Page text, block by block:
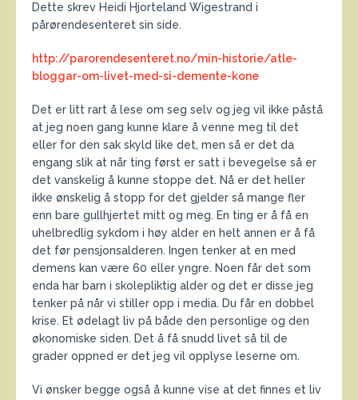
Dette skrev Heidi Hjorteland Wigestrand i
pårørendesenteret sin side.
http://parorendesenteret.no/min-historie/atle-
bloggar-om-livet-med-si-demente-kone
Det er litt rart å lese om seg selv og jeg vil ikke påstå
at jeg noen gang kunne klare å venne meg til det
eller for den sak skyld like det, men så er det da
engang slik at når ting først er satt i bevegelse så er
det vanskelig å kunne stoppe det. Nå er det heller
ikke ønskelig å stopp for det gjelder så mange fler
enn bare gullhjertet mitt og meg. En ting er å få en
uhelbredlig sykdom i høy alder en helt annen er å få
det før pensjonsalderen. Ingen tenker at en med
demens kan være 60 eller yngre. Noen får det som
enda har barn i skolepliktig alder og det er disse jeg
tenker på når vi stiller opp i media. Du får en dobbel
krise. Et ødelagt liv på både den personlige og den
økonomiske siden. Det å få snudd livet så til de
grader oppned er det jeg vil opplyse leserne om.
Vi ønsker begge også å kunne vise at det finnes et liv